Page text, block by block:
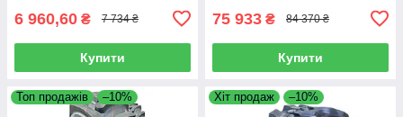
6 960,60 ₴ 7 734 ₴
Купити
75 933 ₴ 84 370 ₴
Купити
Топ продажів –10% Хіт продаж –10%